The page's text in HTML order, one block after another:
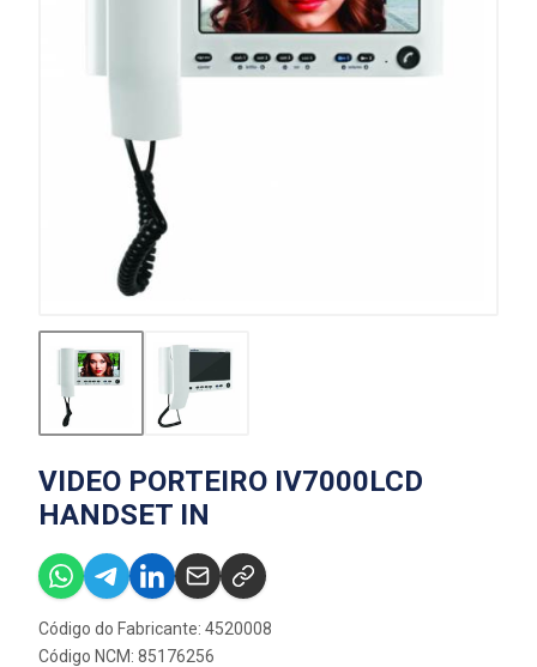
VIDEO PORTEIRO IV7000LCD
HANDSET IN
Código do Fabricante: 4520008
Código NCM: 85176256